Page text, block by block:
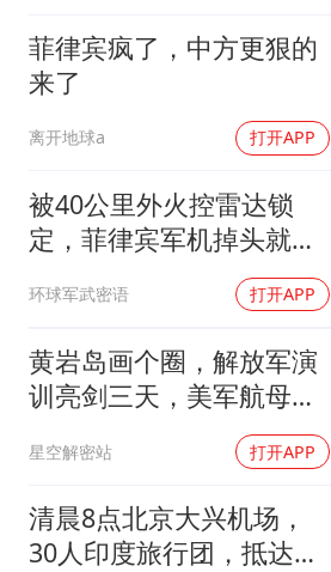
菲律宾疯了，中方更狠的
来了
离开地球a 打开APP
被40公里外火控雷达锁
定，菲律宾军机掉头就
跑，欧盟1500万也救不了
场
环球军武密语 打开APP
黄岩岛画个圈，解放军演
训亮剑三天，美军航母从
星空解密站 打开APP
清晨8点北京大兴机场，
30人印度旅行团，抵达，